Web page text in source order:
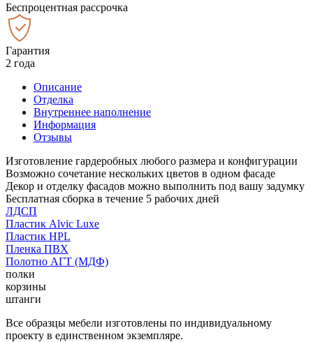
Беспроцентная рассрочка
Гарантия
2 года
Описание
Отделка
Внутреннее наполнение
Информация
Отзывы
Изготовление гардеробных любого размера и конфигурации
Возможно сочетание нескольких цветов в одном фасаде
Декор и отделку фасадов можно выполнить под вашу задумку
Бесплатная сборка в течение 5 рабочих дней
ЛДСП
Пластик Alvic Luxe
Пластик HPL
Пленка ПВХ
Полотно АГТ (МДФ)
полки
корзины
штанги
Все образцы мебели изготовлены по индивидуальному
проекту в единственном экземпляре.